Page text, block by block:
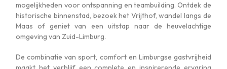
mogelijkheden voor ontspanning en teambuilding. Ontdek de
historische binnenstad, bezoek het Vrijthof, wandel langs de
Maas of geniet van een uitstap naar de heuvelachtige
omgeving van Zuid-Limburg.
De combinatie van sport, comfort en Limburgse gastvrijheid